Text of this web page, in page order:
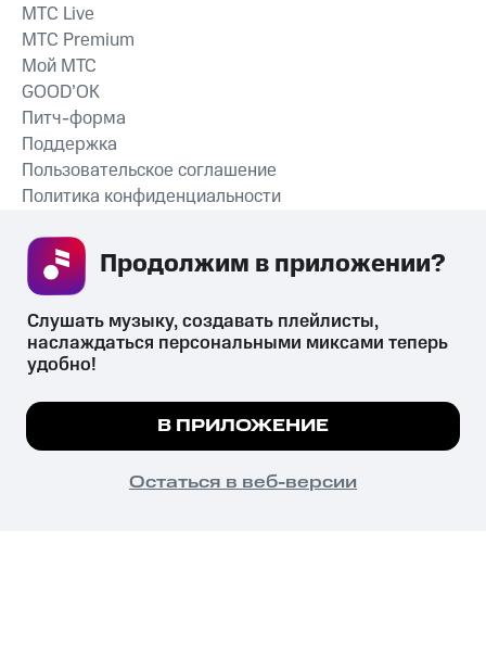
СКАЧАТЬ ПРИЛОЖЕНИЕ
MTС Live
MTС Premium
Мой МТС
GOOD’OK
Питч-форма
Поддержка
Пользовательское соглашение
Политика конфиденциальности
психотропных веществ, их аналогов причиняет вред здоровью,
их незаконный оборот запрещён и влечёт установленную
законодательством ответственность.
© 2026 ООО «КИОН».
Все права защищены
Мы используем куки, чтобы на сайте все
Подробнее
ПОНЯТНО
Слушать музыку, создавать плейлисты,
наслаждаться персональными миксами теперь
удобно!
В ПРИЛОЖЕНИЕ
Остаться в веб-версии